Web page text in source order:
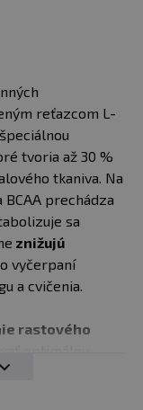
reťazcom L-
tvoria až 30 %
tkaniva. Na
prechádza
sa
znižujú
vyčerpaní
a cvičenia.
rastového
podmienky